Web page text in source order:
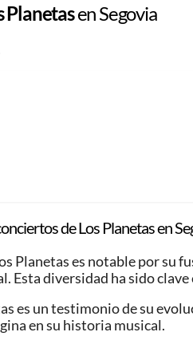
Planetasen Segovia
de Los Planetas en
Planetas es notable por su
Esta diversidad ha sido
es un testimonio de su
en su historia musical.